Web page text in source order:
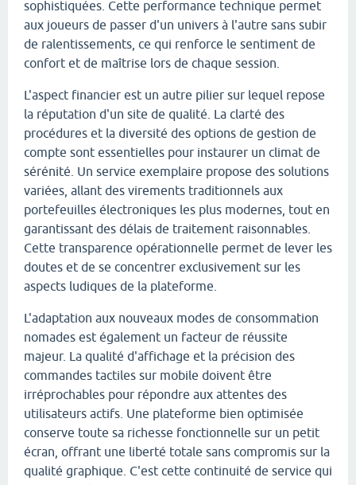
sophistiquées. Cette performance technique permet
aux joueurs de passer d'un univers à l'autre sans subir
de ralentissements, ce qui renforce le sentiment de
confort et de maîtrise lors de chaque session.
L'aspect financier est un autre pilier sur lequel repose
la réputation d'un site de qualité. La clarté des
procédures et la diversité des options de gestion de
compte sont essentielles pour instaurer un climat de
sérénité. Un service exemplaire propose des solutions
variées, allant des virements traditionnels aux
portefeuilles électroniques les plus modernes, tout en
garantissant des délais de traitement raisonnables.
Cette transparence opérationnelle permet de lever les
doutes et de se concentrer exclusivement sur les
aspects ludiques de la plateforme.
L'adaptation aux nouveaux modes de consommation
nomades est également un facteur de réussite
majeur. La qualité d'affichage et la précision des
commandes tactiles sur mobile doivent être
irréprochables pour répondre aux attentes des
utilisateurs actifs. Une plateforme bien optimisée
conserve toute sa richesse fonctionnelle sur un petit
écran, offrant une liberté totale sans compromis sur la
qualité graphique. C'est cette continuité de service qui